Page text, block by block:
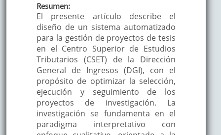
Resumen:
El presente artículo describe el
diseño de un sistema automatizado
para la gestión de proyectos de tesis
en el Centro Superior de Estudios
Tributarios (CSET) de la Dirección
General de Ingresos (DGI), con el
propósito de optimizar la selección,
ejecución y seguimiento de los
proyectos de investigación. La
investigación se fundamenta en el
paradigma interpretativo con